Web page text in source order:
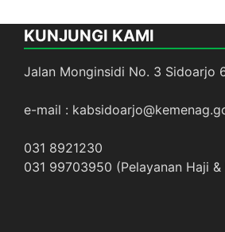
KUNJUNGI KAMI
Jalan Monginsidi No. 3 Sidoarjo
e-mail :
031 8921230
031 99703950 (Pelayanan Haji &